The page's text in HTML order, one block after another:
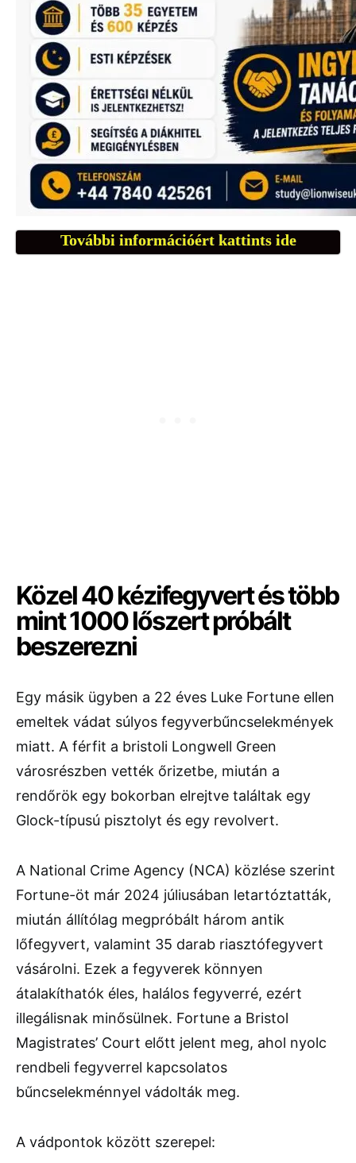
További információért kattints ide
Közel 40 kézifegyvert és több
mint 1000 lőszert próbált
beszerezni
Egy másik ügyben a 22 éves Luke Fortune ellen
emeltek vádat súlyos fegyverbűncselekmények
miatt. A férfit a bristoli Longwell Green
városrészben vették őrizetbe, miután a
rendőrök egy bokorban elrejtve találtak egy
Glock-típusú pisztolyt és egy revolvert.
A National Crime Agency (NCA) közlése szerint
Fortune-öt már 2024 júliusában letartóztatták,
miután állítólag megpróbált három antik
lőfegyvert, valamint 35 darab riasztófegyvert
vásárolni. Ezek a fegyverek könnyen
átalakíthatók éles, halálos fegyverré, ezért
illegálisnak minősülnek. Fortune a Bristol
Magistrates’ Court előtt jelent meg, ahol nyolc
rendbeli fegyverrel kapcsolatos
bűncselekménnyel vádolták meg.
A vádpontok között szerepel: